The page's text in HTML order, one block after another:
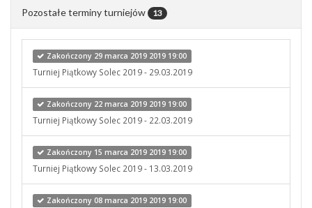
Pozostałe terminy turniejów 13
Zakończony 29 marca 2019 2019 19:00
Turniej Piątkowy Solec 2019 - 29.03.2019
Zakończony 22 marca 2019 2019 19:00
Turniej Piątkowy Solec 2019 - 22.03.2019
Zakończony 15 marca 2019 2019 19:00
Turniej Piątkowy Solec 2019 - 13.03.2019
Zakończony 08 marca 2019 2019 19:00